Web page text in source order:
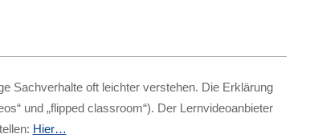
Sachverhalte oft leichter verstehen. Die Erklärung
und „flipped classroom“). Der Lernvideoanbieter
Hier…